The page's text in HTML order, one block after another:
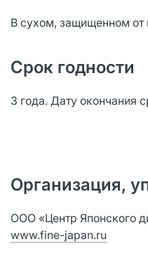
В сухом, защищенном от
Срок годности
3 года. Дату окончания
Организация,
ООО «Центр Японского
www.fine-japan.ru